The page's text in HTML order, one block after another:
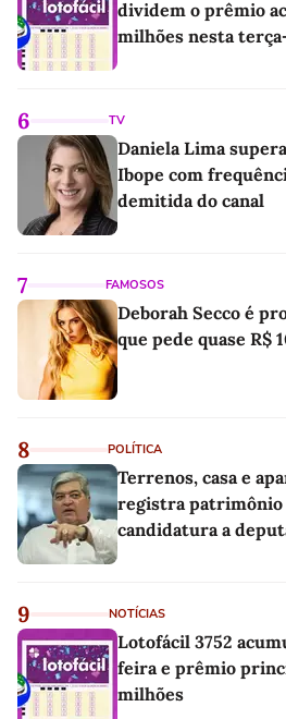
dividem o prêmio
milhões nesta
6 TV
Daniela Lima
Ibope com
demitida do canal
7 FAMOSOS
Deborah Secco é
que pede quase R$
8 POLÍTICA
Terrenos, casa e
registra patrimônio
candidatura a
9 NOTÍCIAS
Lotofácil 3752
feira e prêmio
milhões